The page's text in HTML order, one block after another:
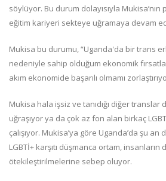
söylüyor. Bu durum dolayısıyla
eğitim kariyeri sekteye uğramaya devam
Mukisa bu durumu, “Uganda'da bir trans
nedeniyle sahip olduğum ekonomik
akım ekonomide başarılı olmamı
Mukisa hala işsiz ve tanıdığı diğer
uğraşıyor ya da çok az fon alan birkaç
çalışıyor. Mukisa’ya göre Uganda’da şu
LGBTİ+ karşıtı düşmanca ortam, insanların
ötekileştirilmelerine sebep oluyor.